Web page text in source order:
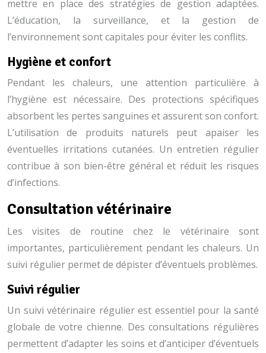
mettre en place des stratégies de gestion adaptées.
L’éducation, la surveillance, et la gestion de
l’environnement sont capitales pour éviter les conflits.
Hygiène et confort
Pendant les chaleurs, une attention particulière à
l’hygiène est nécessaire. Des protections spécifiques
absorbent les pertes sanguines et assurent son confort.
L’utilisation de produits naturels peut apaiser les
éventuelles irritations cutanées. Un entretien régulier
contribue à son bien-être général et réduit les risques
d’infections.
Consultation vétérinaire
Les visites de routine chez le vétérinaire sont
importantes, particulièrement pendant les chaleurs. Un
suivi régulier permet de dépister d’éventuels problèmes.
Suivi régulier
Un suivi vétérinaire régulier est essentiel pour la santé
globale de votre chienne. Des consultations régulières
permettent d’adapter les soins et d’anticiper d’éventuels